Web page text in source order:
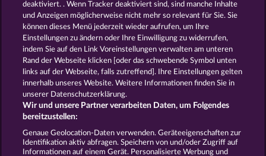
100 Flaring Fruits Fruits & Wilds 2
AGB Datenschutz und Cookie Richtlinien
Impressum
Widerruf einreichen
deaktiviert. . Wenn Tracker deaktiviert sind, sind manche Inhalte
und Anzeigen möglicherweise nicht mehr so ​​relevant für Sie. Sie
können dieses Menü jederzeit wieder aufrufen, um Ihre
Einstellungen zu ändern oder Ihre Einwilligung zu widerrufen,
indem Sie auf den Link Voreinstellungen verwalten am unteren
Rand der Webseite klicken [oder das schwebende Symbol unten
links auf der Webseite, falls zutreffend]. Ihre Einstellungen gelten
innerhalb unseres Website. Weitere Informationen finden Sie in
unserer Datenschutzerklärung.
Wir und unsere Partner verarbeiten Daten, um Folgendes
bereitzustellen:
Genaue Geolocation-Daten verwenden. Geräteeigenschaften zur
Identifikation aktiv abfragen. Speichern von und/oder Zugriff auf
Informationen auf einem Gerät. Personalisierte Werbung und